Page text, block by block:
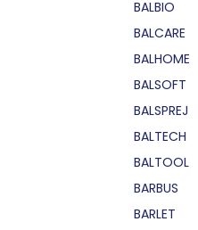
BALBIO
BALCARE
BALHOME
BALSOFT
BALSPREJ
BALTECH
BALTOOL
BARBUS
BARLET